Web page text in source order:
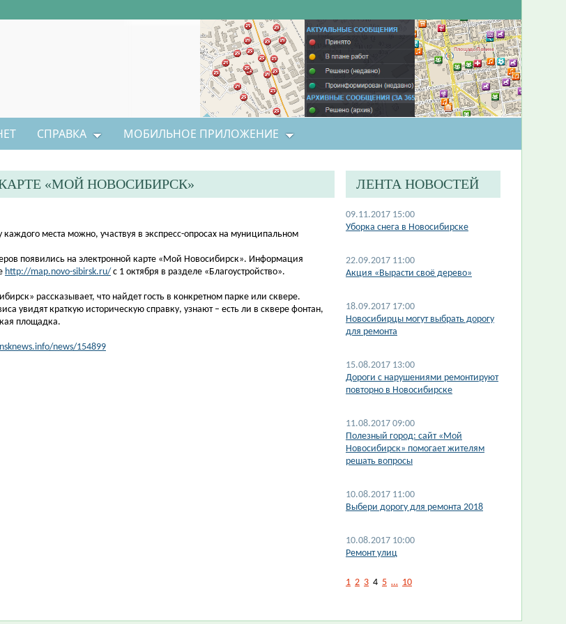
СПРАВКА МОБИЛЬНОЕ ПРИЛОЖЕНИЕ
«МОЙ НОВОСИБИРСК»
каждого места можно, участвуя в экспресс-опросах на муниципальном
появились на электронной карте «Мой Новосибирск». Информация
http://map.novo-sibirsk.ru/ с 1 октября в разделе «Благоустройство».
рассказывает, что найдет гость в конкретном парке или сквере.
увидят краткую историческую справку, узнают – есть ли в сквере фонтан,
площадка.
news/154899
ЛЕНТА НОВОСТЕЙ
09.11.2017 15:00
Уборка снега в Новосибирске
22.09.2017 11:00
Акция «Вырасти своё дерево»
18.09.2017 17:00
Новосибирцы могут выбрать дорогу
для ремонта
15.08.2017 13:00
Дороги с нарушениями ремонтируют
повторно в Новосибирске
11.08.2017 09:00
Полезный город: сайт «Мой
Новосибирск» помогает жителям
решать вопросы
10.08.2017 11:00
Выбери дорогу для ремонта 2018
10.08.2017 10:00
Ремонт улиц
1 2 3 4 5 … 10